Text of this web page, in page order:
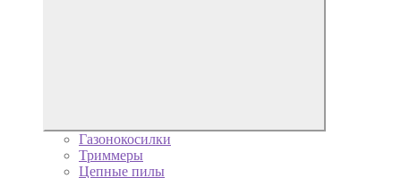
Газонокосилки
Триммеры
Цепные пилы